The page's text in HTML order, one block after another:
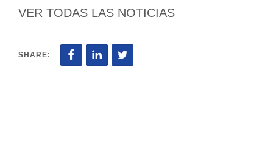
VER TODAS LAS NOTICIAS
SHARE: